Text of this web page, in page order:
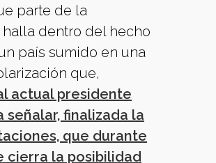
parte de la
dentro del hecho
país sumido en una
que,
actual presidente
señalar, finalizada la
que durante
cierra la posibilidad